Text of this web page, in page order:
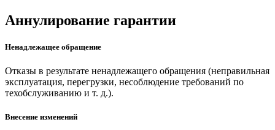
Аннулирование гарантии
Ненадлежащее обращение
Отказы в результате ненадлежащего обращения (неправильная
эксплуатация, перегрузки, несоблюдение требований по
техобслуживанию и т. д.).
Внесение изменений